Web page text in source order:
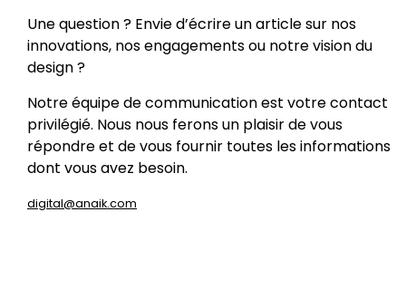
Une question ? Envie d’écrire un article sur nos
innovations, nos engagements ou notre vision du
design ?
Notre équipe de communication est votre contact
privilégié. Nous nous ferons un plaisir de vous
répondre et de vous fournir toutes les informations
dont vous avez besoin.
digital@anaik.com